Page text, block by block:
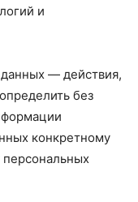
и
— действия,
без
конкретному